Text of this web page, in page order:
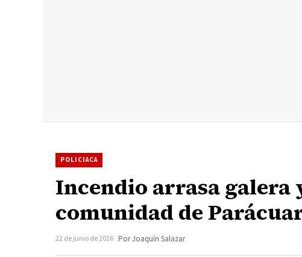
POLICIACA
Incendio arrasa
comunidad de
22 de junio de 2026 Por Joaquín Salazar